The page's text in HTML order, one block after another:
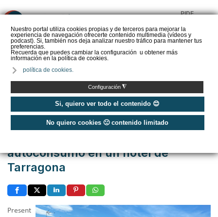
Nuestro portal utiliza cookies propias y de terceros para mejorar la
experiencia de navegación ofrecerte contenido multimedia (vídeos y
podcast). Si, también nos deja analizar nuestro tráfico para mantener tus
preferencias.
Recuerda que puedes cambiar la configuración u obtener más
información en la política de cookies.
política de cookies.
Configuración ◮
Si, quiero ver todo el contenido 😊
No quiero cookies 🙁 contenido limitado
PIDE
CALORYFRIO
Inicio
Caso de éxito - Placas solares para autoconsumo en un hotel de Tarragona
Publicado: Miércoles, 09 Febrero 2022 11:41
autoconsumo en un hotel de
Tarragona
Present